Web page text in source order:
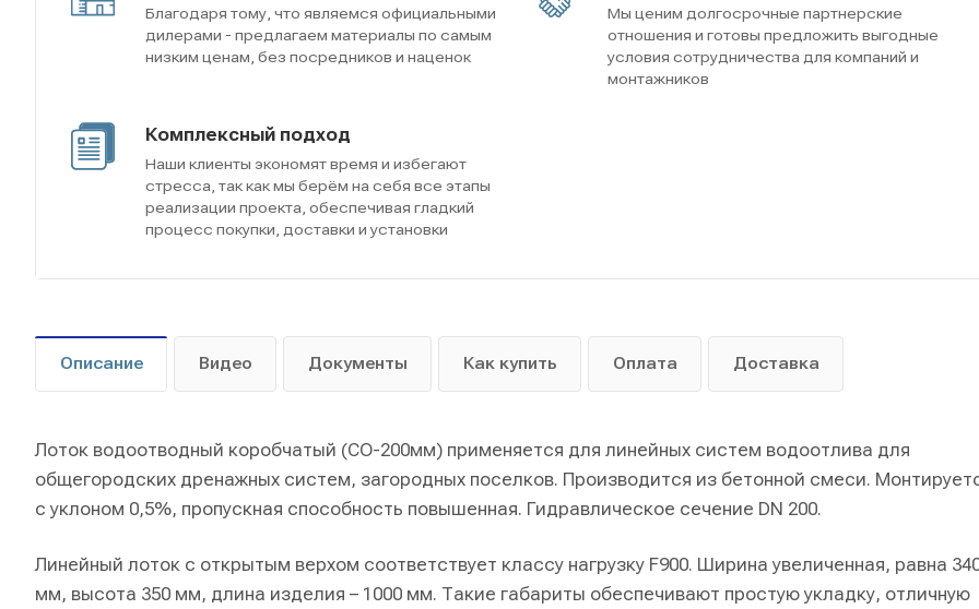
Благодаря тому, что являемся официальными
дилерами - предлагаем материалы по самым
низким ценам, без посредников и наценок
Мы ценим долгосрочные партнерские
отношения и готовы предложить выгодные
условия сотрудничества для компаний и
монтажников
Комплексный подход
Наши клиенты экономят время и избегают
стресса, так как мы берём на себя все этапы
реализации проекта, обеспечивая гладкий
процесс покупки, доставки и установки
Описание Видео Документы Как купить Оплата Доставка
Лоток водоотводный коробчатый (СО-200мм) применяется для линейных систем водоотлива для
общегородских дренажных систем, загородных поселков. Производится из бетонной смеси.
с уклоном 0,5%, пропускная способность повышенная. Гидравлическое сечение DN 200.
Линейный лоток с открытым верхом соответствует классу нагрузку F900. Ширина увеличенная, равна
мм, высота 350 мм, длина изделия – 1000 мм. Такие габариты обеспечивают простую укладку, отличную